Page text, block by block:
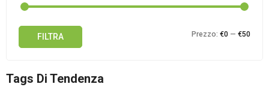
FILTRA Prezzo: €0 — €50
Tags Di Tendenza